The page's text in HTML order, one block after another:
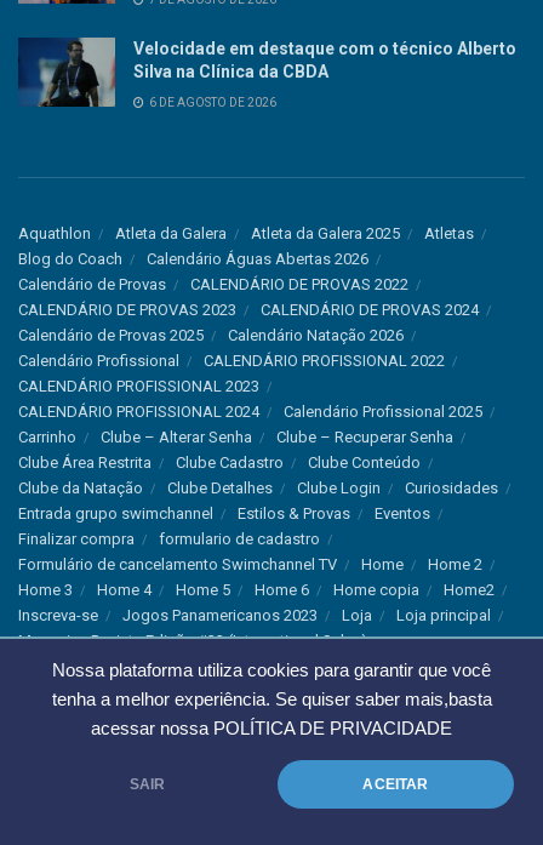
Nossa plataforma utiliza cookies para garantir que você
tenha a melhor experiência. Se quiser saber mais,basta
acessar nossa POLÍTICA DE PRIVACIDADE
SAIR ACEITAR
Velocidade em destaque com o técnico Alberto
Silva na Clínica da CBDA
6 DE AGOSTO DE 2026
Aquathlon Atleta da Galera Atleta da Galera 2025
Atletas
Blog do Coach
Calendário Águas Abertas 2026
Calendário de Provas
CALENDÁRIO DE PROVAS 2022
CALENDÁRIO DE PROVAS 2023
CALENDÁRIO DE PROVAS 2024
Calendário de Provas 2025
Calendário Natação 2026
Calendário Profissional
CALENDÁRIO PROFISSIONAL 2022
CALENDÁRIO PROFISSIONAL 2023
CALENDÁRIO PROFISSIONAL 2024
Calendário Profissional 2025
Carrinho
Clube – Alterar Senha
Clube – Recuperar Senha
Clube Área Restrita
Clube Cadastro
Clube Conteúdo
Clube da Natação
Clube Detalhes Clube Login
Curiosidades
Entrada grupo swimchannel
Estilos & Provas
Eventos
Finalizar compra
formulario de cadastro
Formulário de cancelamento Swimchannel TV
Home
Home 2
Home 3
Home 4 Home 5 Home 6 Home copia
Home2
Inscreva-se
Jogos Panamericanos 2023 Loja
Loja principal
Magazine Revista Edição #33 (International Sales)
Magazine Swimchannel (International Sale)
Marcas
Minha conta
Newsletter Notícias
Notícias Instagram
Política de Cancelamento
Saúde
Thank You
Troca e Devolução